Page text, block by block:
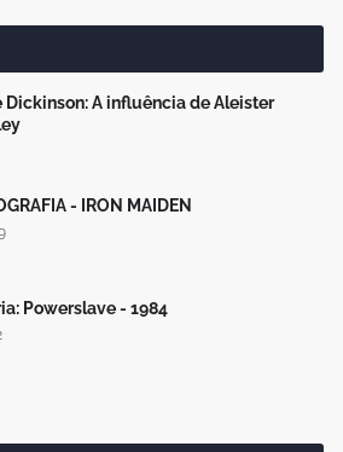
Dickinson: A influência de Aleister
- IRON MAIDEN
Powerslave - 1984